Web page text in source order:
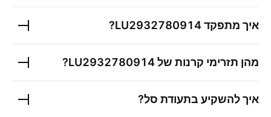
איך מתפקדLU2932780914
?
מהן תזרימי קרנות שלLU2932780914
?
איך להשקיע בתעודת סל?